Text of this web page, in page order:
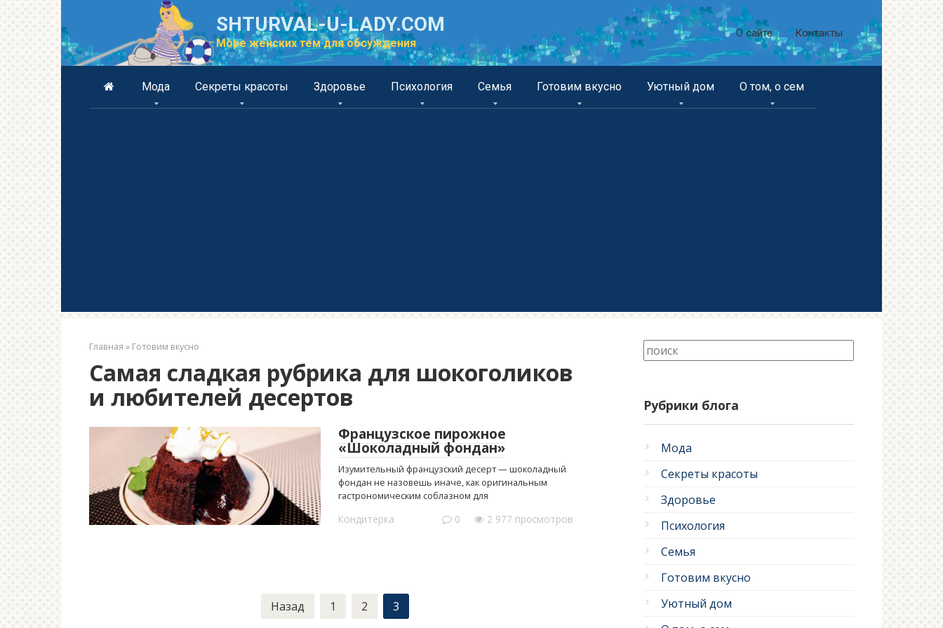
SHTURVAL-U-LADY.COM
Море женских тем для обсуждения
О сайте Контакты
Мода Секреты красоты Здоровье Психология Семья Готовим вкусно Уютный дом О том, о сем
Главная » Готовим вкусно
Самая сладкая рубрика для шокоголиков
и любителей десертов
Французское пирожное
«Шоколадный фондан»
Изумительный французский десерт — шоколадный
фондан не назовешь иначе, как оригинальным
гастрономическим соблазном для
Кондитерка 0 2 977 просмотров
Назад 1 2 3
Рубрики блога
Мода
Секреты красоты
Здоровье
Психология
Семья
Готовим вкусно
Уютный дом